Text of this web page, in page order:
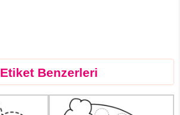
Etiket Benzerleri